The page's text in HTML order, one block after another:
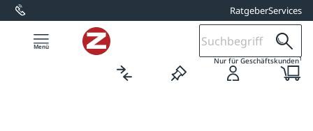
springen RatgeberServices
Nur für Geschäftskunden1